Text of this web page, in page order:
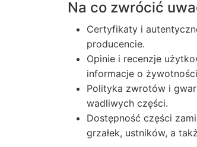
Na co zwrócić
Certyfikaty i
producencie.
Opinie i recenzje
informacje o
Polityka zwrotów i
wadliwych części.
Dostępność części
grzałek, ustników, a